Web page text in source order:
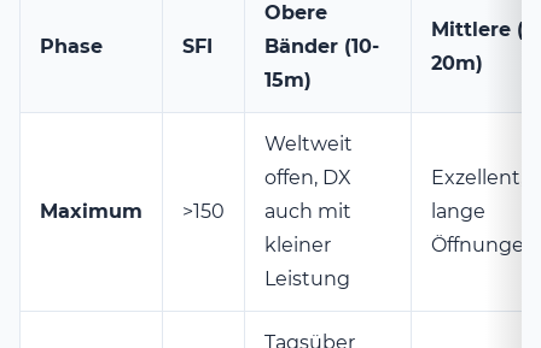
Phase SFI
Obere
Bänder (10-
15m)
Mittlere
20m)
Maximum >150
Weltweit
offen, DX
auch mit
kleiner
Leistung
Exzellent,
lange
Öffnungen
Tagsüber